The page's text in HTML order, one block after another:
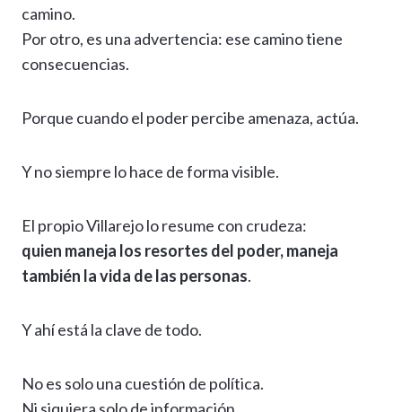
camino.
Por otro, es una advertencia: ese camino tiene
consecuencias.
Porque cuando el poder percibe amenaza, actúa.
Y no siempre lo hace de forma visible.
El propio Villarejo lo resume con crudeza:
quien maneja los resortes del poder, maneja
también la vida de las personas.
Y ahí está la clave de todo.
No es solo una cuestión de política.